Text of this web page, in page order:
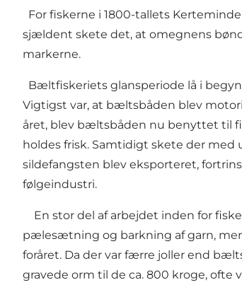
For fiskerne i 1800-tallets
sjældent skete det, at omegnens
markerne.
Bæltfiskeriets glansperiode lå i
Vigtigst var, at bæltsbåden blev
året, blev bæltsbåden nu benyttet til
holdes frisk. Samtidigt skete der
sildefangsten blev eksporteret,
følgeindustri.
En stor del af arbejdet inden for
pælesætning og barkning af garn,
foråret. Da der var færre joller end
gravede orm til de ca. 800 kroge, ofte